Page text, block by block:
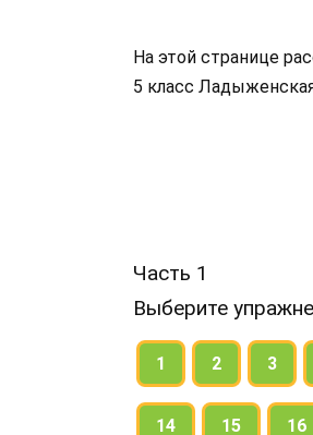
На этой странице
5 класс
Часть 1
Выберите
1 2 3
14 15 16